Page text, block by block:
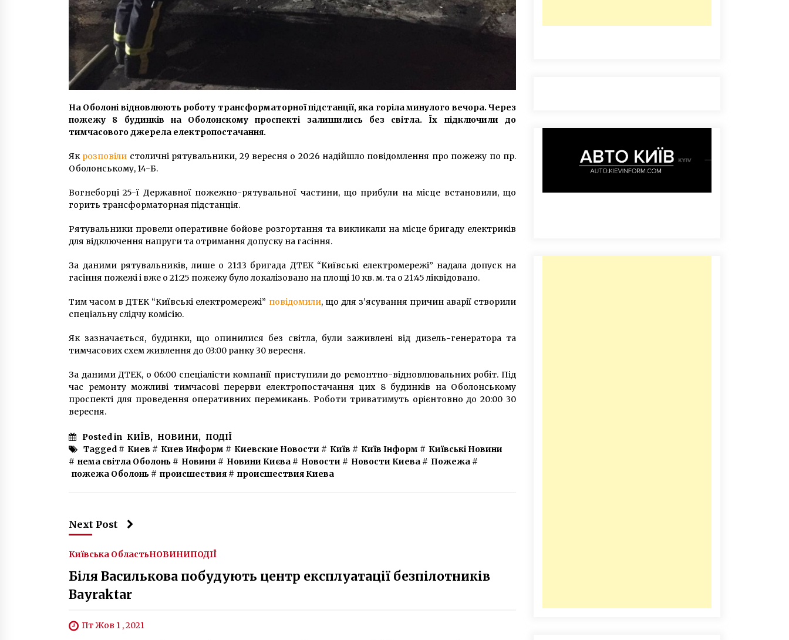
На Оболоні відновлюють роботу трансформаторної підстанції, яка горіла минулого вечора. Через
пожежу 8 будинків на Оболонскому проспекті залишились без світла. Їх підключили до
тимчасового джерела електропостачання.
Як розповіли столичні рятувальники, 29 вересня о 20:26 надійшло повідомлення про пожежу по пр.
Оболонському, 14-Б.
Вогнеборці 25-ї Державної пожежно-рятувальної частини, що прибули на місце встановили, що
горить трансформаторная підстанція.
Рятувальники провели оперативне бойове розгортання та викликали на місце бригаду електриків
для відключення напруги та отримання допуску на гасіння.
За даними рятувальників, лише о 21:13 бригада ДТЕК “Київські електромережі” надала допуск на
гасіння пожежі і вже о 21:25 пожежу було локалізовано на площі 10 кв. м. та о 21:45 ліквідовано.
Тим часом в ДТЕК “Київські електромережі” повідомили, що для з’ясування причин аварії створили
спеціальну слідчу комісію.
Як зазначається, будинки, що опинилися без світла, були заживлені від дизель-генератора та
тимчасових схем живлення до 03:00 ранку 30 вересня.
За даними ДТЕК, о 06:00 спеціалісти компанії приступили до ремонтно-відновлювальних робіт. Під
час ремонту можливі тимчасові перерви електропостачання цих 8 будинків на Оболонському
проспекті для проведення оперативних перемикань. Роботи триватимуть орієнтовно до 20:00 30
вересня.
Posted in КИЇВ, НОВИНИ, ПОДІЇ
Tagged # Киев # Киев Информ # Киевские Новости # Київ # Київ Інформ # Київські Новини
# нема світла Оболонь # Новини # Новини Києва # Новости # Новости Киева # Пожежа #
пожежа Оболонь # происшествия # происшествия Киева
Next Post
Київська ОбластьНОВИНИПОДІЇ
Біля Василькова побудують центр експлуатації безпілотників
Bayraktar
Пт Жов 1 , 2021